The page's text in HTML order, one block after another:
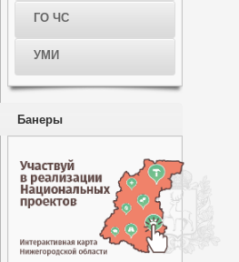
ГО ЧС
УМИ
Банеры